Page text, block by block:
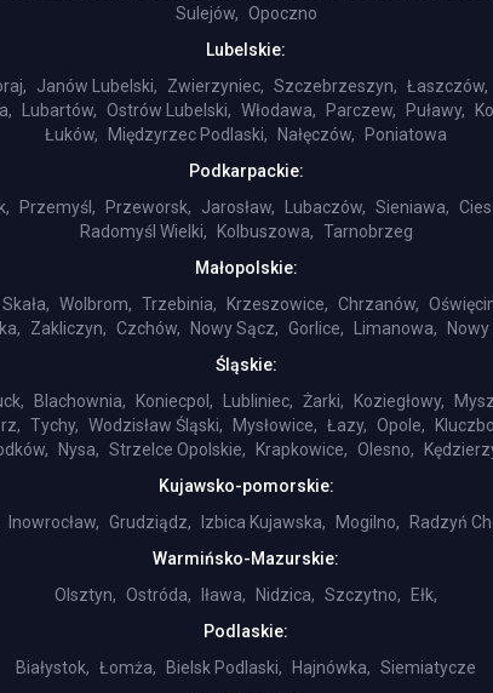
Sulejów, Opoczno
Lubelskie:
Janów Lubelski, Zwierzyniec, Szczebrzeszyn, Łaszczów,
Lubartów, Ostrów Lubelski, Włodawa, Parczew, Puławy,
Łuków,
Międzyrzec Podlaski, Nałęczów,
Poniatowa
Podkarpackie:
Przemyśl, Przeworsk, Jarosław, Lubaczów, Sieniawa,
Radomyśl Wielki,
Kolbuszowa, Tarnobrzeg
Małopolskie:
Skała, Wolbrom, Trzebinia, Krzeszowice, Chrzanów,
Zakliczyn, Czchów, Nowy Sącz, Gorlice, Limanowa, Nowy
Śląskie:
Blachownia, Koniecpol, Lubliniec, Żarki, Koziegłowy,
Tychy, Wodzisław Śląski, Mysłowice, Łazy, Opole,
Nysa, Strzelce Opolskie, Krapkowice, Olesno,
Kujawsko-pomorskie:
Inowrocław, Grudziądz, Izbica Kujawska, Mogilno, Radzyń
Warmińsko-Mazurskie:
Olsztyn, Ostróda, Iława, Nidzica, Szczytno,
Ełk,
Podlaskie:
Białystok, Łomża, Bielsk Podlaski, Hajnówka, Siemiatycze